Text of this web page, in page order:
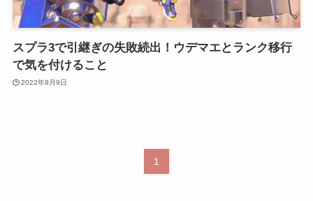
スプラ3で引継ぎの失敗続出！ウデマエとランク移行
で気を付けること
2022年9月9日
1